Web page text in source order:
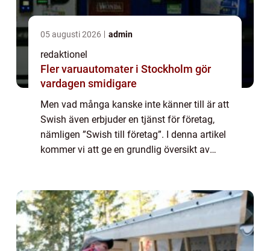
05 augusti 2026 admin
redaktionel
Fler varuautomater i Stockholm gör
vardagen smidigare
Men vad många kanske inte känner till är att
Swish även erbjuder en tjänst för företag,
nämligen ”Swish till företag”. I denna artikel
kommer vi att ge en grundlig översikt av